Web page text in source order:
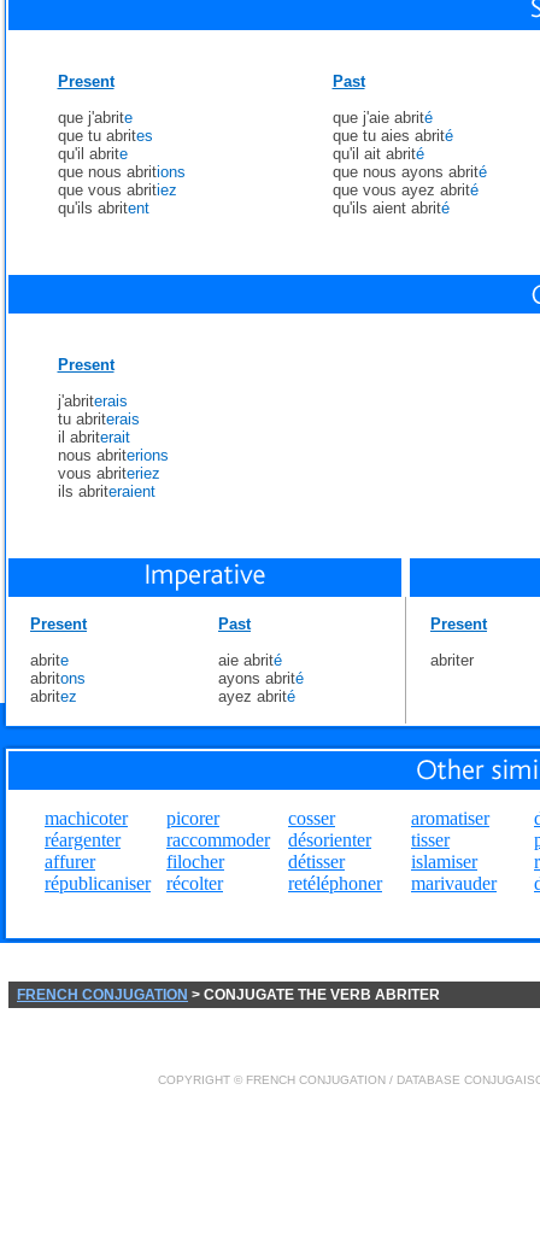
Present
que j'abrite
que tu abrites
qu'il abrite
que nous abritions
que vous abritiez
qu'ils abritent
Past
que j'aie abrité
que tu aies abrité
qu'il ait abrité
que nous ayons abrité
que vous ayez abrité
qu'ils aient abrité
Present
j'abriterais
tu abriterais
il abriterait
nous abriterions
vous abriteriez
ils abriteraient
Present
abrite
abritons
abritez
Past
aie abrité
ayons abrité
ayez abrité
Present
abriter
machicoter
réargenter
affurer
républicaniser
picorer
raccommoder
filocher
récolter
cosser
désorienter
détisser
retéléphoner
aromatiser
tisser
islamiser
marivauder
FRENCH CONJUGATION > CONJUGATE THE VERB ABRITER
COPYRIGHT © FRENCH CONJUGATION / DATABASE